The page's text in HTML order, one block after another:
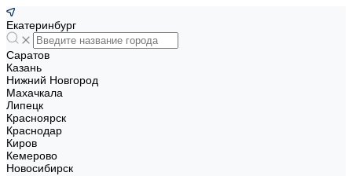
Екатеринбург
Саратов
Казань
Нижний Новгород
Махачкала
Липецк
Красноярск
Краснодар
Киров
Кемерово
Новосибирск